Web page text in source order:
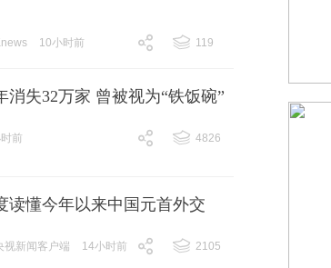
10小时前
119
失32万家 曾被视为“铁饭碗”
前
4826
读懂今年以来中国元首外交
视新闻客户端 14小时前
2105